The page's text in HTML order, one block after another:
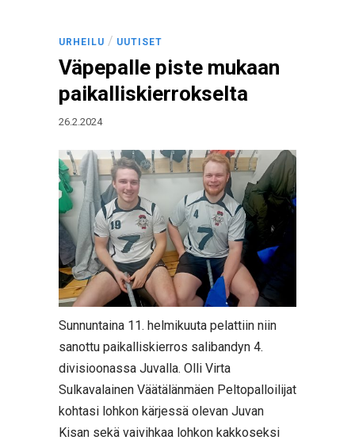
URHEILU / UUTISET
Väpepalle piste mukaan
paikalliskierrokselta
26.2.2024
Sunnuntaina 11. helmikuuta pelattiin niin
sanottu paikalliskierros salibandyn 4.
divisioonassa Juvalla. Olli Virta
Sulkavalainen Väätälänmäen Peltopalloilijat
kohtasi lohkon kärjessä olevan Juvan
Kisan sekä vaivihkaa lohkon kakkoseksi